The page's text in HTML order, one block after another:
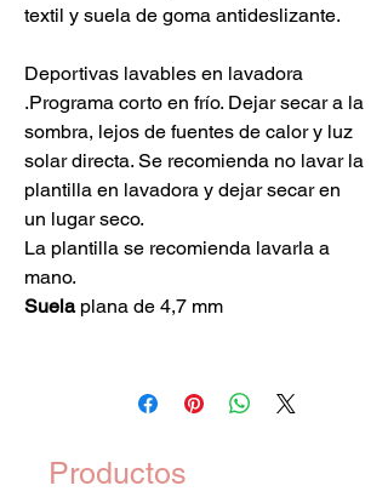
textil y suela de goma antideslizante.
Deportivas lavables en lavadora
.Programa corto en frío. Dejar secar a la
sombra, lejos de fuentes de calor y luz
solar directa. Se recomienda no lavar la
plantilla en lavadora y dejar secar en
un lugar seco.
La plantilla se recomienda lavarla a
mano.
Suelaplana de 4,7 mm
Productos